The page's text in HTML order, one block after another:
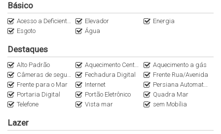
Seu novo lar te espera no Mirante Del Mar, venha conferir!
Básico
Acesso a Deficientes Elevador
Energia
Esgoto
Água
Destaques
Alto Padrão Aquecimento Central
Aquecimento a gás
Câmeras de segurança
Fechadura Digital
Frente Rua/Avenida
Frente para o Mar
Internet
Persiana Automatizada
Portaria Digital
Portão Eletrônico
Quadra Mar
Telefone
Vista mar sem Mobília
Lazer